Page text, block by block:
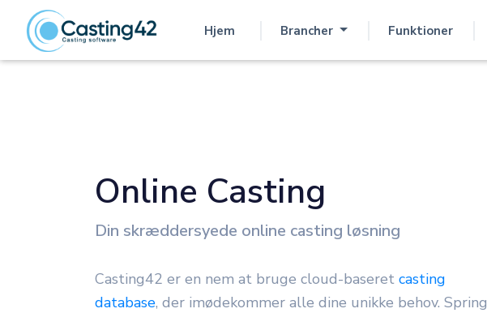
Hjem
(aktuel)
Brancher Funktioner
Online Casting
Din skræddersyede online casting løsning
Casting42 er en nem at bruge cloud-baseret casting
database, der imødekommer alle dine unikke behov. Spring